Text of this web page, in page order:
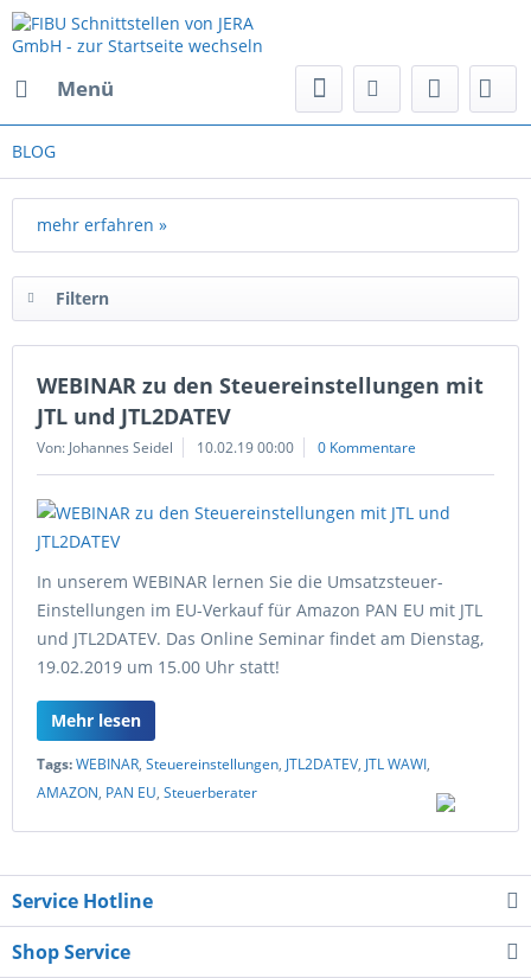
Menü
BLOG
mehr erfahren »
Filtern
WEBINAR zu den Steuereinstellungen mit
JTL und JTL2DATEV
Von: Johannes Seidel 10.02.19 00:00 0 Kommentare
In unserem WEBINAR lernen Sie die Umsatzsteuer-
Einstellungen im EU-Verkauf für Amazon PAN EU mit JTL
und JTL2DATEV. Das Online Seminar findet am Dienstag,
19.02.2019 um 15.00 Uhr statt!
Mehr lesen
Tags:WEBINAR, Steuereinstellungen, JTL2DATEV, JTL WAWI,
AMAZON, PAN EU, Steuerberater
Service Hotline
Shop Service